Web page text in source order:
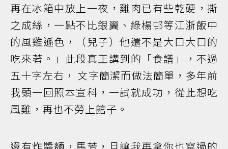
再在冰箱中放上一夜，雞肉已有些乾硬，撕
之成絲，一點不比銀翼、綠楊邨等江浙飯中
的風雞遜色，（兒子）他還不是大口大口的
吃來著。」此段真正講到的「食譜」，不過
五十字左右， 文字簡潔而做法簡單，多年前
我頭一回照本宣科，一試就成功，從此想吃
風雞，再也不勞上館子。